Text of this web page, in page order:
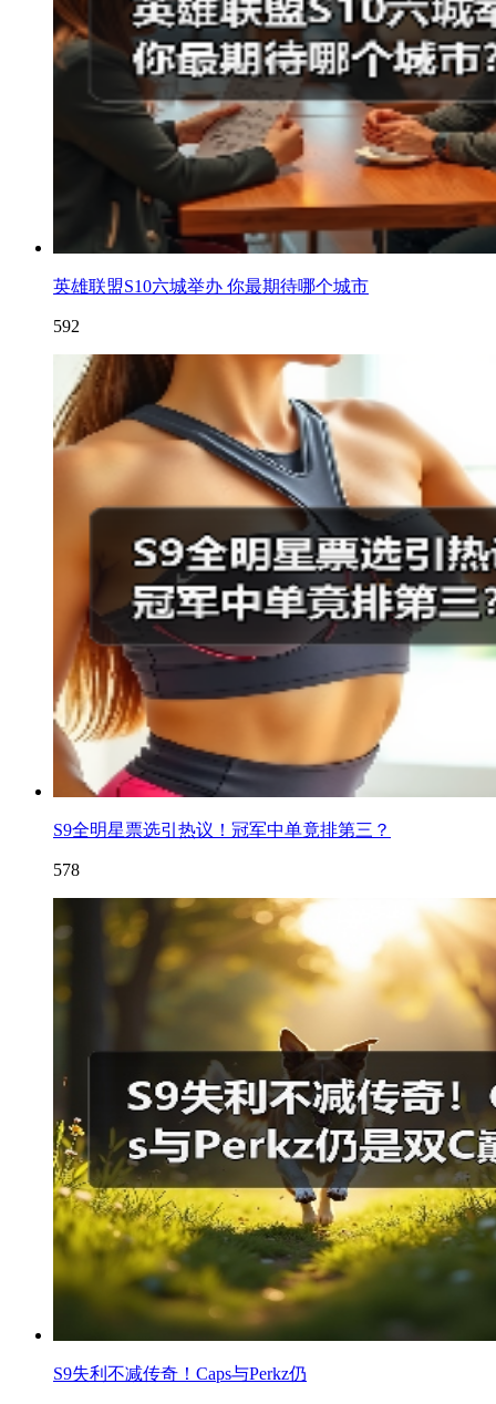
英雄联盟S10六城举办 你最期待哪个城市
592
S9全明星票选引热议！冠军中单竟排第三？
578
S9失利不减传奇！Caps与Perkz仍